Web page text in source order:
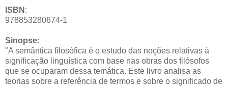
ISBN :
978853280674-1
Sinopse:
"A semântica filosófica é o estudo das noções relativas à
significação linguística com base nas obras dos filósofos
que se ocuparam dessa temática. Este livro analisa as
teorias sobre a referência de termos e sobre o significado de